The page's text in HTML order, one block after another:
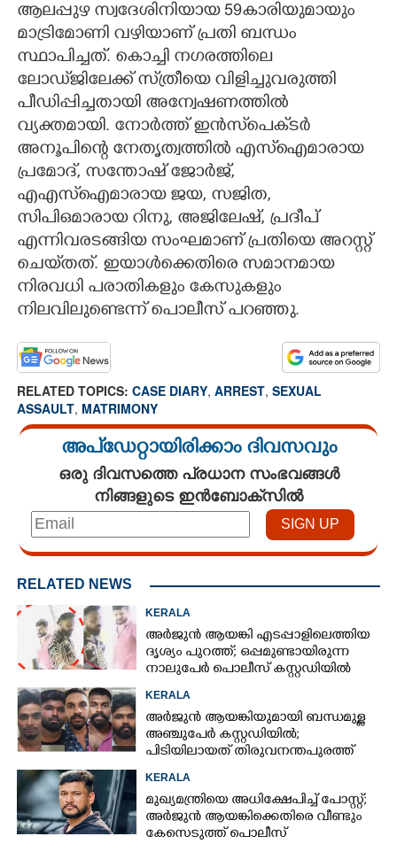
ആലപ്പുഴ സ്വദേശിനിയായ 59കാരിയുമായും
മാട്രിമോണി വഴിയാണ് പ്രതി ബന്ധം
സ്ഥാപിച്ചത്. കൊച്ചി നഗരത്തിലെ
ലോഡ്‌ജിലേക്ക് സ്‌ത്രീയെ വിളിച്ചുവരുത്തി
പീഡിപ്പിച്ചതായി അന്വേഷണത്തിൽ
വ്യക്തമായി. നോർത്ത് ഇൻസ്‌പെക്‌ടർ
അനൂപിന്റെ നേതൃത്വത്തിൽ എസ്‌ഐമാരായ
പ്രമോദ്, സന്തോഷ് ജോർജ്,
എഎസ്‌ഐമാരായ ജയ, സജിത,
സിപിഒമാരായ റിനു, അജിലേഷ്, പ്രദീപ്
എന്നിവരടങ്ങിയ സംഘമാണ് പ്രതിയെ അറസ്റ്റ്
ചെയ്‌തത്. ഇയാൾക്കെതിരെ സമാനമായ
നിരവധി പരാതികളും കേസുകളും
നിലവിലുണ്ടെന്ന് പൊലീസ് പറഞ്ഞു.
RELATED TOPICS: CASE DIARY, ARREST, SEXUAL
ASSAULT, MATRIMONY
അപ്ഡേറ്റായിരിക്കാം ദിവസവും
ഒരു ദിവസത്തെ പ്രധാന സംഭവങ്ങൾ
നിങ്ങളുടെ ഇൻബോക്സിൽ
RELATED NEWS
KERALA
അർജുൻ ആയങ്കി എടപ്പാളിലെത്തിയ
ദൃശ്യം പുറത്ത്; ഒപ്പമുണ്ടായിരുന്ന
നാലുപേർ പൊലീസ് കസ്റ്റഡിയിൽ
KERALA
അർജുൻ ആയങ്കിയുമായി ബന്ധമുള്ള
അഞ്ചുപേർ കസ്റ്റഡിയിൽ;
പിടിയിലായത് തിരുവനന്തപുരത്ത്
KERALA
മുഖ്യമന്ത്രിയെ അധിക്ഷേപിച്ച് പോസ്റ്റ്;
അർജുൻ ആയങ്കിക്കെതിരെ വീണ്ടും
കേസെടുത്ത് പൊലീസ്